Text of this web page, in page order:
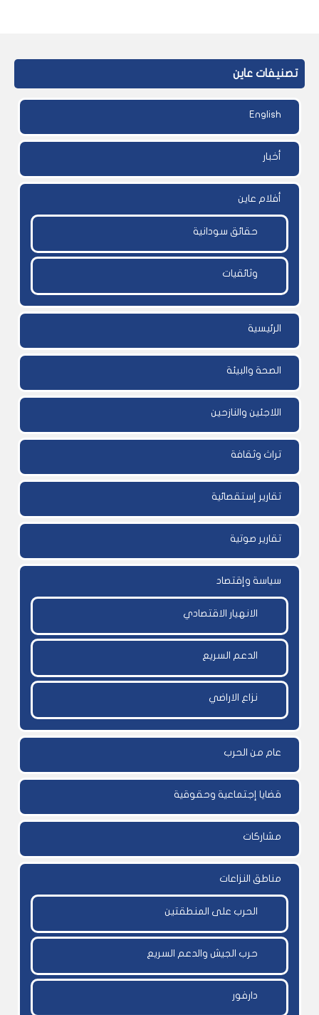
تصنيفات عاين
English
أخبار
أفلام عاين
حقائق سودانية
وثائقيات
الرئيسية
الصحة والبيئة
اللاجئين والنازحين
تراث وثقافة
تقارير إستقصائية
تقارير صوتية
سياسة وإقتصاد
الانهيار الاقتصادي
الدعم السريع
نزاع الاراضي
عام من الحرب
قضايا إجتماعية وحقوقية
مشاركات
مناطق النزاعات
الحرب على المنطقتين
حرب الجيش والدعم السريع
دارفور